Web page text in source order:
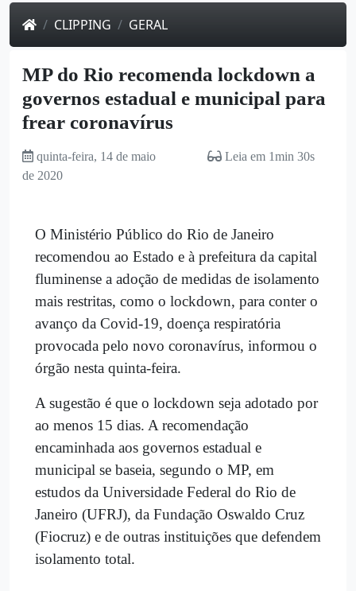
CLIPPING GERAL
MP do Rio recomenda lockdown a
governos estadual e municipal para
frear coronavírus
quinta-feira, 14 de maio
de 2020
Leia em 1min 30s
O Ministério Público do Rio de Janeiro
recomendou ao Estado e à prefeitura da capital
fluminense a adoção de medidas de isolamento
mais restritas, como o lockdown, para conter o
avanço da Covid-19, doença respiratória
provocada pelo novo coronavírus, informou o
órgão nesta quinta-feira.
A sugestão é que o lockdown seja adotado por
ao menos 15 dias. A recomendação
encaminhada aos governos estadual e
municipal se baseia, segundo o MP, em
estudos da Universidade Federal do Rio de
Janeiro (UFRJ), da Fundação Oswaldo Cruz
(Fiocruz) e de outras instituições que defendem
isolamento total.